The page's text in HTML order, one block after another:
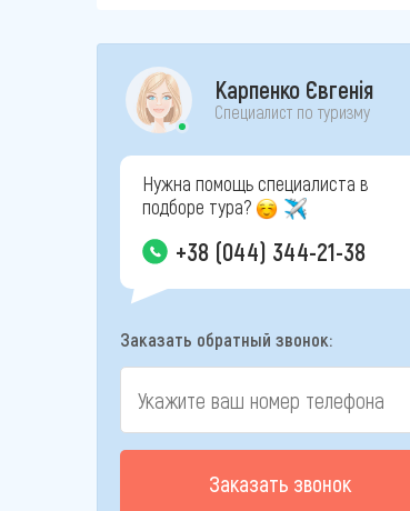
Карпенко Євгенія
Специалист по туризму
Нужна помощь специалиста в
подборе тура?
+38 (044) 344-21-38
Заказать обратный звонок:
Заказать звонок